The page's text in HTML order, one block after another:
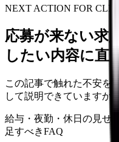
NEXT ACTION FOR
応募が来ない求
したい内容に直
この記事で触れた不安を
して説明できていますか？
給与・夜勤・休日の見せ方
足すべきFAQ